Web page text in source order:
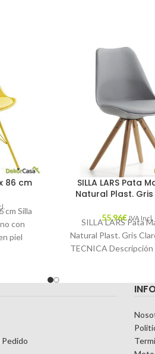
86 cm
cm Silla
con
piel
SILLA LARS Pata
Natural Plast.
55,96€ IVA Incl.
SILLA LARS Pata
Natural Plast. Gris
TECNICA Descripción